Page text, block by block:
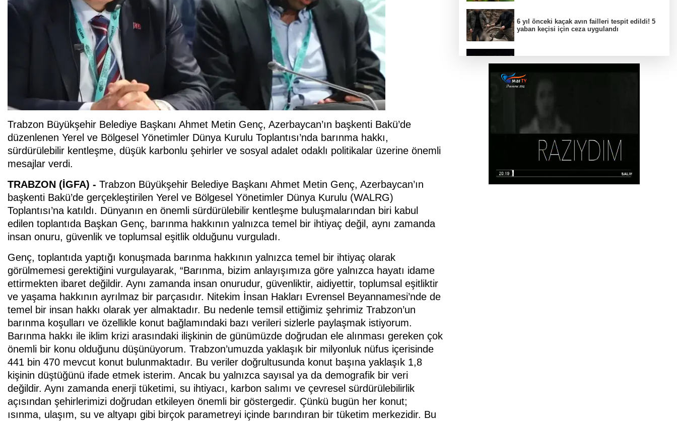
Trabzon Büyükşehir Belediye Başkanı Ahmet Metin Genç, Azerbaycan’ın başkenti Bakü’de
düzenlenen Yerel ve Bölgesel Yönetimler Dünya Kurulu Toplantısı’nda barınma hakkı,
sürdürülebilir kentleşme, düşük karbonlu şehirler ve sosyal adalet odaklı politikalar üzerine önemli
mesajlar verdi.
TRABZON (İGFA) - Trabzon Büyükşehir Belediye Başkanı Ahmet Metin Genç, Azerbaycan’ın
başkenti Bakü’de gerçekleştirilen Yerel ve Bölgesel Yönetimler Dünya Kurulu (WALRG)
Toplantısı’na katıldı. Dünyanın en önemli sürdürülebilir kentleşme buluşmalarından biri kabul
edilen toplantıda Başkan Genç, barınma hakkının yalnızca temel bir ihtiyaç değil, aynı zamanda
insan onuru, güvenlik ve toplumsal eşitlik olduğunu vurguladı.
Genç, toplantıda yaptığı konuşmada barınma hakkının yalnızca temel bir ihtiyaç olarak
görülmemesi gerektiğini vurgulayarak, “Barınma, bizim anlayışımıza göre yalnızca hayatı idame
ettirmekten ibaret değildir. Aynı zamanda insan onurudur, güvenliktir, aidiyettir, toplumsal eşitliktir
ve yaşama hakkının ayrılmaz bir parçasıdır. Nitekim İnsan Hakları Evrensel Beyannamesi’nde de
temel bir insan hakkı olarak yer almaktadır. Bu nedenle temsil ettiğimiz şehrimiz Trabzon’un
barınma koşulları ve özellikle konut bağlamındaki bazı verileri sizlerle paylaşmak istiyorum.
Barınma hakkı ile iklim krizi arasındaki ilişkinin de günümüzde doğrudan ele alınması gereken çok
önemli bir konu olduğunu düşünüyorum. Trabzon’umuzda yaklaşık bir milyonluk nüfus içerisinde
441 bin 470 mevcut konut bulunmaktadır. Bu veriler doğrultusunda konut başına yaklaşık 1,8
kişinin düştüğünü ifade etmek isterim. Ancak bu yalnızca sayısal ya da demografik bir veri
değildir. Aynı zamanda enerji tüketimi, su ihtiyacı, karbon salımı ve çevresel sürdürülebilirlik
açısından şehirlerimizi doğrudan etkileyen önemli bir göstergedir. Çünkü bugün her konut;
ısınma, ulaşım, su ve altyapı gibi birçok parametreyi içinde barındıran bir tüketim merkezidir. Bu
6 yıl önceki kaçak avın failleri tespit edildi! 5
yaban keçisi için ceza uygulandı
Carettalar yeni sezona hırslı başladı
CHP Grup Başkanvekili Kılıç’tan
'silahsızlanma' vurgusu
Samsun’da Alaçam'a yeni yaşam alanı
kazandırıldı